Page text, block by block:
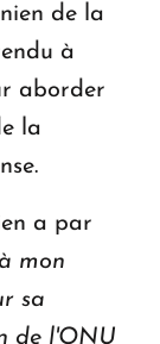
de la
à
aborder
la
a par
mon
sa
de l'ONU